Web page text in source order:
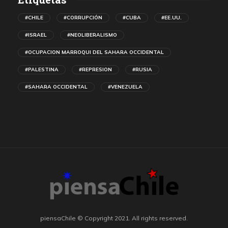
#CHILE #CORRUPCIÓN #CUBA #EE.UU.
#ISRAEL #NEOLIBERALISMO
#OCUPACION MARROQUI DEL SAHARA OCCIDENTAL
#PALESTINA #REPRESION #RUSIA
#SAHARA OCCIDENTAL #VENEZUELA
piensaChile © Copyright 2021. All rights reserved.